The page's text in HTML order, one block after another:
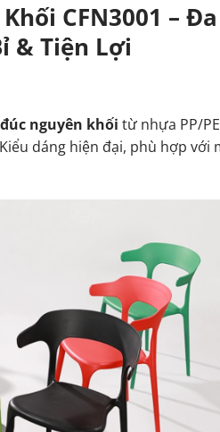
CFN3001 –
& Tiện Lợi
đúc nguyên khối từ nhựa PP/
dáng hiện đại, phù hợp với